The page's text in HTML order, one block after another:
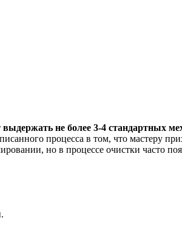
не более 3-4 стандартных
процесса в том, что мастеру
но в процессе очистки часто